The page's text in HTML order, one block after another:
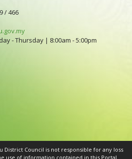
/ 466
- Thursday | 8:00am - 5:00pm
District Council is not responsible for any loss
use of information contained in this Portal.